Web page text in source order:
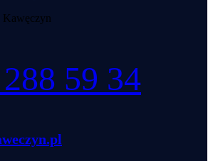
Kawęczyn
59 34